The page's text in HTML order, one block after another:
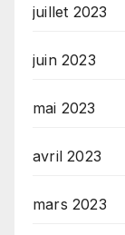
juillet 2023
juin 2023
mai 2023
avril 2023
mars 2023